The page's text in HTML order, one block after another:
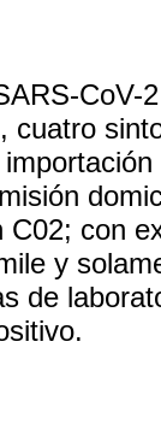
CoV-
cuatro
C02; con
y
de